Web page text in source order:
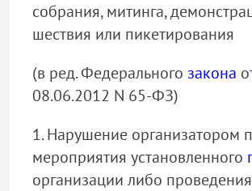
собрания, митинга,
шествия или пикетирования
(в ред. Федерального закона
08.06.2012 N 65-ФЗ)
1. Нарушение организатором
мероприятия установленного
организации либо